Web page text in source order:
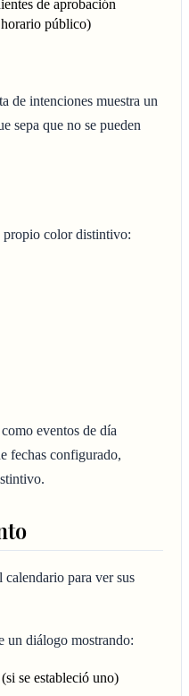
de aprobación
público)
de intenciones muestra un
sepa que no se pueden
propio color distintivo:
eventos de día
fechas configurado,
para ver sus
un diálogo mostrando:
se estableció uno)